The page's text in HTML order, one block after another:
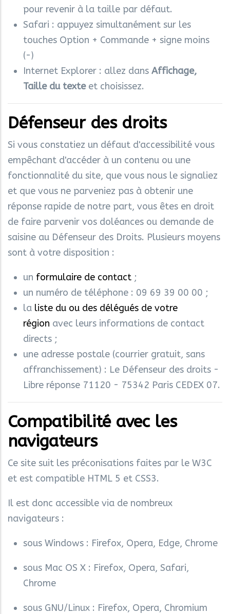
pour revenir à la taille par défaut.
Safari : appuyez simultanément sur les
touches Option + Commande + signe moins
(-)
Internet Explorer : allez dans Affichage,
Taille du texteet choisissez.
Défenseur des droits
Si vous constatiez un défaut d'accessibilité vous
empêchant d'accéder à un contenu ou une
fonctionnalité du site, que vous nous le signaliez
et que vous ne parveniez pas à obtenir une
réponse rapide de notre part, vous êtes en droit
de faire parvenir vos doléances ou demande de
saisine au Défenseur des Droits. Plusieurs moyens
sont à votre disposition :
un formulaire de contact ;
un numéro de téléphone : 09 69 39 00 00 ;
la liste du ou des délégués de votre
région avec leurs informations de contact
directs ;
une adresse postale (courrier gratuit, sans
affranchissement) : Le Défenseur des droits -
Libre réponse 71120 - 75342 Paris CEDEX 07.
Compatibilité avec les
navigateurs
Ce site suit les préconisations faites par le W3C
et est compatible HTML 5 et CSS3.
Il est donc accessible via de nombreux
navigateurs :
sous Windows : Firefox, Opera, Edge, Chrome
sous Mac OS X : Firefox, Opera, Safari,
Chrome
sous GNU/Linux : Firefox, Opera, Chromium